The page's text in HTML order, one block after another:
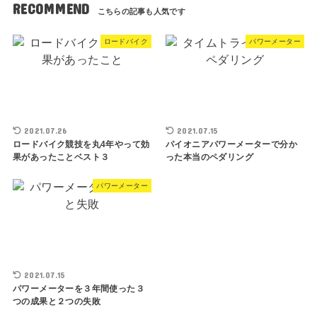
RECOMMEND
ロードバイク
2021.07.26
ロードバイク競技を丸4年やって効
果があったことベスト３
パワーメーター
2021.07.15
パイオニアパワーメーターで分か
った本当のペダリング
パワーメーター
2021.07.15
パワーメーターを３年間使った３
つの成果と２つの失敗